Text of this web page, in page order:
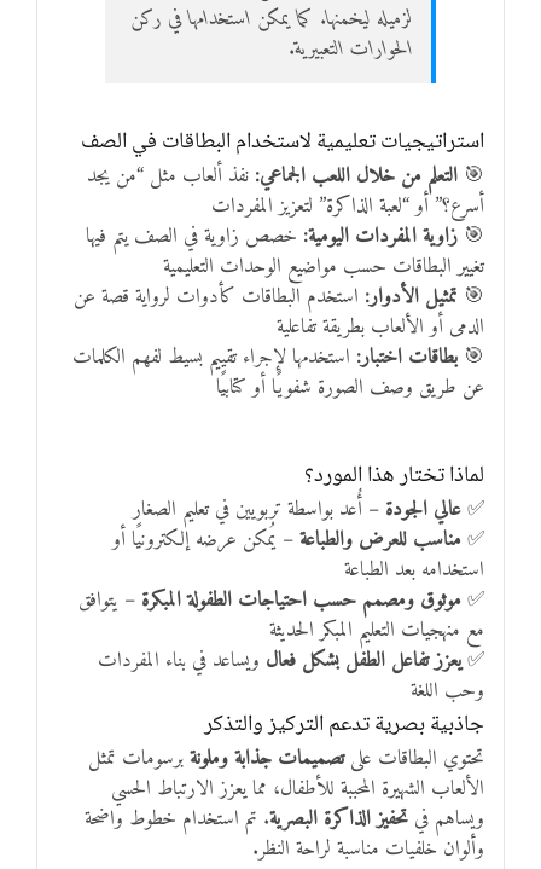
لزميله ليخمنها. كما يمكن استخدامها في ركن
الحوارات التعبيرية.
استراتيجيات تعليمية لاستخدام البطاقات في الصف
🎯 التعلم من خلال اللعب الجماعي: نفذ ألعاب مثل “من يجد
أسرع؟” أو “لعبة الذاكرة” لتعزيز المفردات
🎯 زاوية المفردات اليومية: خصص زاوية في الصف يتم فيها
تغيير البطاقات حسب مواضيع الوحدات التعليمية
🎯 تمثيل الأدوار: استخدم البطاقات كأدوات لرواية قصة عن
الدمى أو الألعاب بطريقة تفاعلية
🎯 بطاقات اختبار: استخدمها لإجراء تقييم بسيط لفهم الكلمات
عن طريق وصف الصورة شفويًا أو كتابيًا
لماذا تختار هذا المورد؟
✅عالي الجودة – أُعد بواسطة تربويين في تعليم الصغار
✅ مناسب للعرض والطباعة– يُمكن عرضه إلكترونيًا أو
استخدامه بعد الطباعة
✅ موثوق ومصمم حسب احتياجات الطفولة المبكرة – يتوافق
مع منهجيات التعليم المبكر الحديثة
✅يعزز تفاعل الطفل بشكل فعال ويساعد في بناء المفردات
وحب اللغة
جاذبية بصرية تدعم التركيز والتذكر
تحتوي البطاقات علىتصميمات جذابة وملونةبرسومات تمثل
الألعاب الشهيرة المحببة للأطفال، مما يعزز الارتباط الحسي
ويساهم في تحفيز الذاكرة البصرية. تم استخدام خطوط واضحة
وألوان خلفيات مناسبة لراحة النظر.